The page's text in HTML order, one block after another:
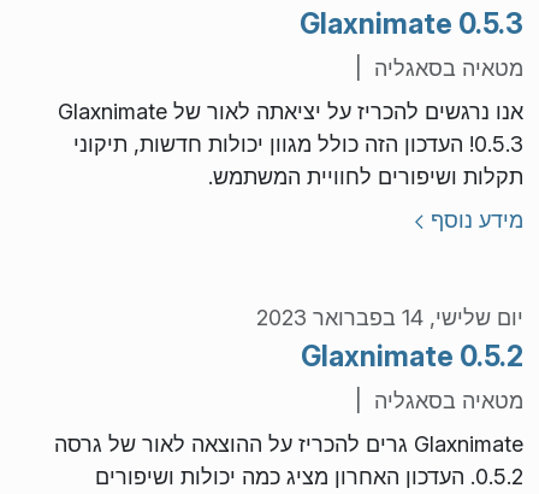
Glaxnimate 0.5.3
מטאיה בסאגליה |
אנו נרגשים להכריז על יציאתה לאור של Glaxnimate
0.5.3! העדכון הזה כולל מגוון יכולות חדשות, תיקוני
תקלות ושיפורים לחוויית המשתמש.
מידע נוסף
יום שלישי, 14 בפברואר 2023
Glaxnimate 0.5.2
מטאיה בסאגליה |
Glaxnimate גרים להכריז על ההוצאה לאור של גרסה
0.5.2. העדכון האחרון מציג כמה יכולות ושיפורים